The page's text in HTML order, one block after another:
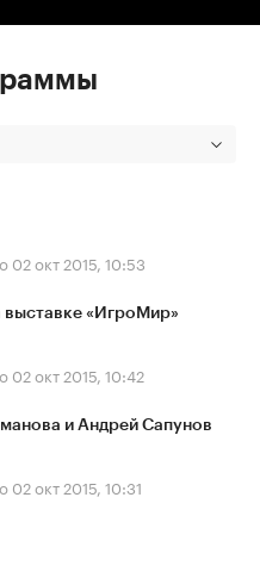
02 окт 2015, 10:53
выставке «ИгроМир»
02 окт 2015, 10:42
и Андрей Сапунов
02 окт 2015, 10:31